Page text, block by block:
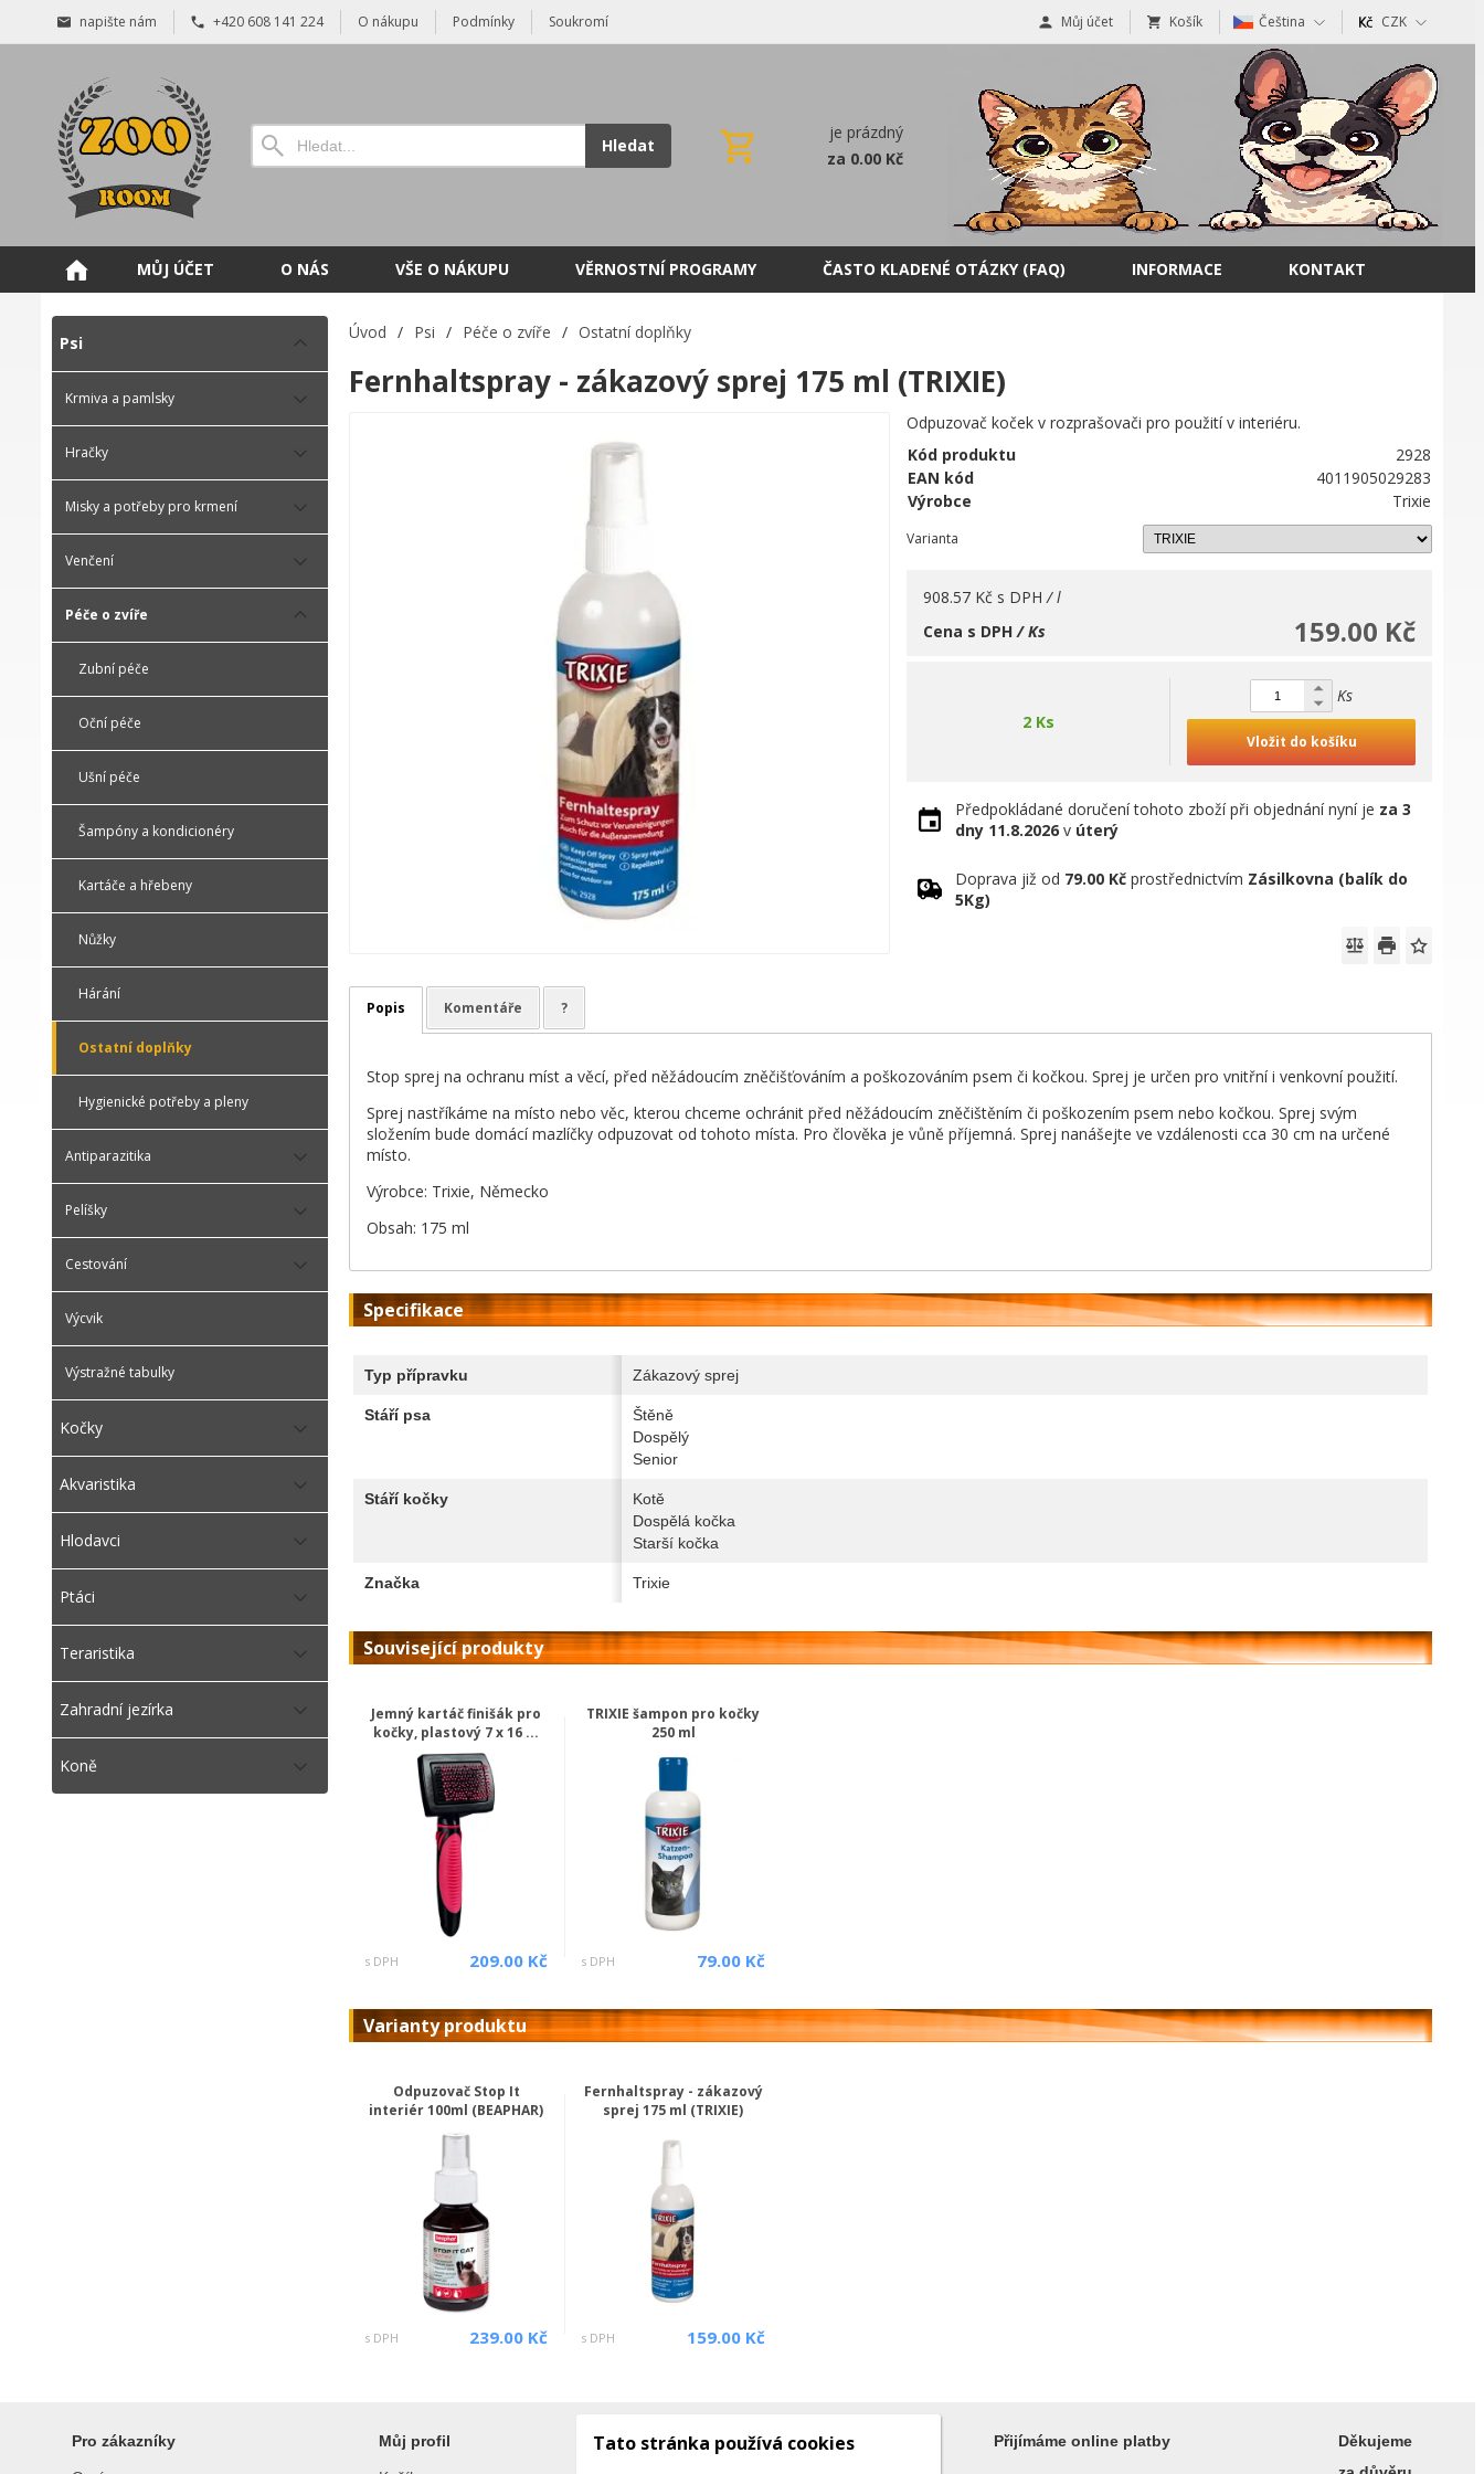
napište nám +420 608 141 224 O nákupu Podmínky Soukromí Můj účet Košík Čeština CZK
Hledat
je prázdný
za 0.00 Kč
MŮJ ÚČET O NÁS VŠE O NÁKUPU VĚRNOSTNÍ PROGRAMY ČASTO KLADENÉ OTÁZKY (FAQ) INFORMACE KONTAKT
Psi
Krmiva a pamlsky
Hračky
Misky a potřeby pro krmení
Venčení
Péče o zvíře
Zubní péče
Oční péče
Ušní péče
Šampóny a kondicionéry
Kartáče a hřebeny
Nůžky
Hárání
Ostatní doplňky
Hygienické potřeby a pleny
Antiparazitika
Pelíšky
Cestování
Výcvik
Výstražné tabulky
Kočky
Akvaristika
Hlodavci
Ptáci
Teraristika
Zahradní jezírka
Koně
Úvod / Psi / Péče o zvíře / Ostatní doplňky
Fernhaltspray - zákazový sprej 175 ml (TRIXIE)
Odpuzovač koček v rozprašovači pro použití v interiéru.
Kód produktu
2928
EAN kód
4011905029283
Výrobce
Trixie
Varianta
908.57 Kč s DPH / l
159.00 Kč
Cena s DPH/ Ks
2 Ks
Ks
Vložit do košíku
Předpokládané doručení tohoto zboží při objednání nyní je za 3
dny 11.8.2026 v úterý
Doprava již od 79.00 Kč prostřednictvím Zásilkovna (balík do
5Kg)
Popis Komentáře ?
Stop sprej na ochranu míst a věcí, před něžádoucím zněčišťováním a poškozováním psem či kočkou. Sprej je určen pro vnitřní i venkovní použití.
Sprej nastříkáme na místo nebo věc, kterou chceme ochránit před něžádoucím zněčištěním či poškozením psem nebo kočkou. Sprej svým
složením bude domácí mazlíčky odpuzovat od tohoto místa. Pro člověka je vůně příjemná. Sprej nanášejte ve vzdálenosti cca 30 cm na určené
místo.
Výrobce: Trixie, Německo
Obsah: 175 ml
Specifikace
Typ přípravku Zákazový sprej
Stáří psa
Štěně
Dospělý
Senior
Stáří kočky
Kotě
Dospělá kočka
Starší kočka
Značka Trixie
Související produkty
Jemný kartáč finišák pro
kočky, plastový 7 x 16 ...
s DPH 209.00 Kč
TRIXIE šampon pro kočky
250 ml
s DPH 79.00 Kč
Varianty produktu
Odpuzovač Stop It
interiér 100ml (BEAPHAR)
s DPH 239.00 Kč
Fernhaltspray - zákazový
sprej 175 ml (TRIXIE)
s DPH 159.00 Kč
Pro zákazníky Můj profil Kontakty Přijímáme online platby
Děkujeme
Tato stránka používá cookies